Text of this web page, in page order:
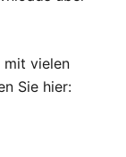
mit vielen
Sie hier: